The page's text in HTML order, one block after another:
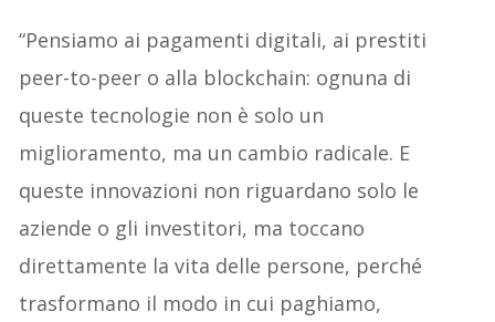
“Pensiamo ai pagamenti digitali, ai prestiti
peer-to-peer o alla blockchain: ognuna di
queste tecnologie non è solo un
miglioramento, ma un cambio radicale. E
queste innovazioni non riguardano solo le
aziende o gli investitori, ma toccano
direttamente la vita delle persone, perché
trasformano il modo in cui paghiamo,